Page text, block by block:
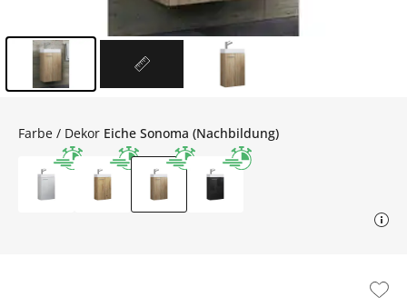
Farbe / Dekor Eiche Sonoma (Nachbildung)